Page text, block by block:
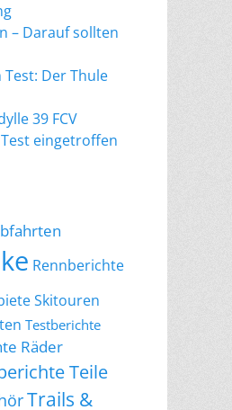
– Darauf sollten
Der Thule
39 FCV
eingetroffen
Rennberichte
Skitouren
Testberichte
Räder
Teile
Trails &